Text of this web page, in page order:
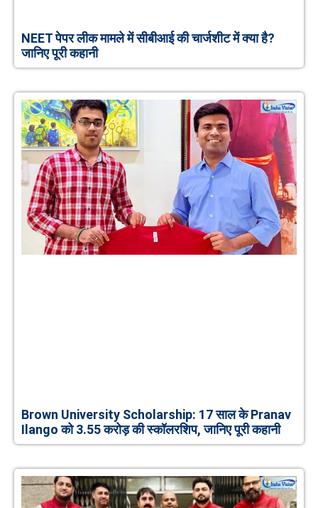
NEET पेपर लीक मामले में सीबीआई की चार्जशीट में क्या है?
जानिए पूरी कहानी
Brown University Scholarship: 17 साल के Pranav
Ilango को 3.55 करोड़ की स्कॉलरशिप, जानिए पूरी कहानी